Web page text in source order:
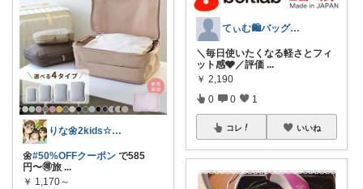
りな🌼2kids☆毎日をちょっと快適に
🌼#50%OFFクーポン で585
円〜🉐旅 ...
￥ 1,170～
てぃむ🛍バッグ雑貨まとめ
＼毎日使いたくなる軽さとフィ
ット感🩶／評価 ...
￥ 2,190
0 0 1
コレ いいね